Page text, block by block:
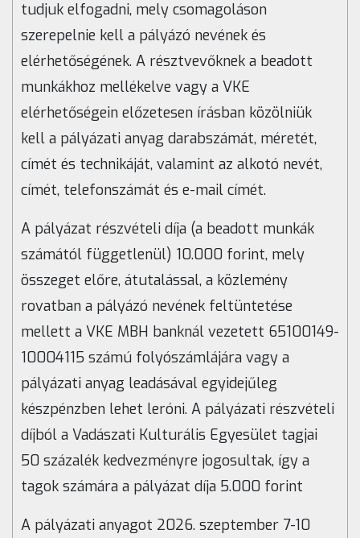
tudjuk elfogadni, mely csomagoláson
szerepelnie kell a pályázó nevének és
elérhetőségének. A résztvevőknek a beadott
munkákhoz mellékelve vagy a VKE
elérhetőségein előzetesen írásban közölniük
kell a pályázati anyag darabszámát, méretét,
címét és technikáját, valamint az alkotó nevét,
címét, telefonszámát és e-mail címét.
A pályázat részvételi díja (a beadott munkák
számától függetlenül) 10.000 forint, mely
összeget előre, átutalással, a közlemény
rovatban a pályázó nevének feltüntetése
mellett a VKE MBH banknál vezetett 65100149-
10004115 számú folyószámlájára vagy a
pályázati anyag leadásával egyidejűleg
készpénzben lehet leróni. A pályázati részvételi
díjból a Vadászati Kulturális Egyesület tagjai
50 százalék kedvezményre jogosultak, így a
tagok számára a pályázat díja 5.000 forint
A pályázati anyagot 2026. szeptember 7-10